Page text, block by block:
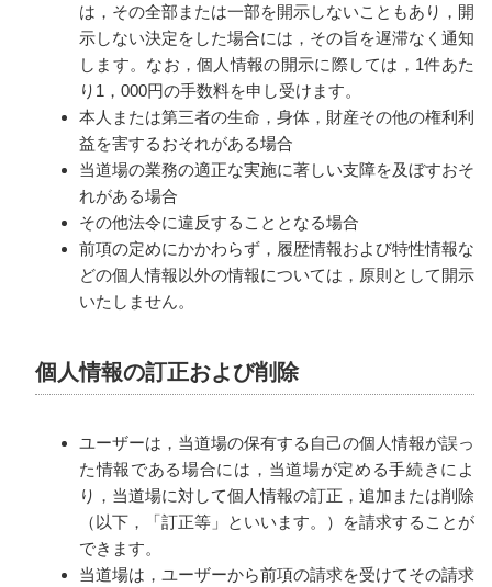
は，その全部または一部を開示しないこともあり，開
示しない決定をした場合には，その旨を遅滞なく通知
します。なお，個人情報の開示に際しては，1件あた
り1，000円の手数料を申し受けます。
本人または第三者の生命，身体，財産その他の権利利
益を害するおそれがある場合
当道場の業務の適正な実施に著しい支障を及ぼすおそ
れがある場合
その他法令に違反することとなる場合
前項の定めにかかわらず，履歴情報および特性情報な
どの個人情報以外の情報については，原則として開示
いたしません。
個人情報の訂正および削除
ユーザーは，当道場の保有する自己の個人情報が誤っ
た情報である場合には，当道場が定める手続きによ
り，当道場に対して個人情報の訂正，追加または削除
（以下，「訂正等」といいます。）を請求することが
できます。
当道場は，ユーザーから前項の請求を受けてその請求